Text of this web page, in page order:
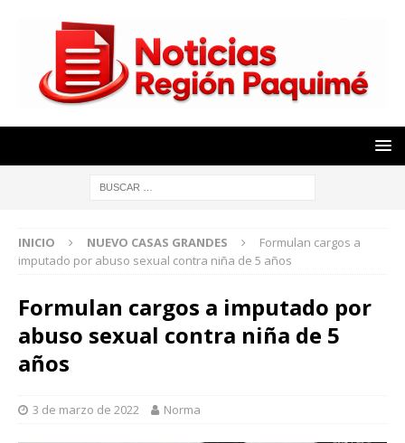
INICIO NUEVO CASAS GRANDES
Formulan cargos a
imputado por abuso sexual contra niña de 5 años
Formulan cargos a imputado por
abuso sexual contra niña de 5
años
3 de marzo de 2022 Norma